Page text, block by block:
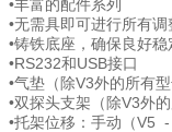
•丰富的配件系列
•无需具即可进行所有调
•铸铁底座，确保良好稳
•RS232和USB接口
•气垫（除V3外的所有
•双探头支架（除V3外
•托架位移：手动（V5